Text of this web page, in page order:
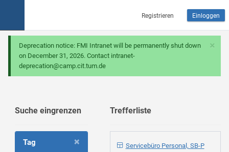
Registrieren Einloggen
×
Deprecation notice: FMI Intranet will be permanently shut down
on December 31, 2026. Contact intranet-
deprecation@camp.cit.tum.de
Suche eingrenzen
×
Tag
Trefferliste
Servicebüro Personal, SB-P